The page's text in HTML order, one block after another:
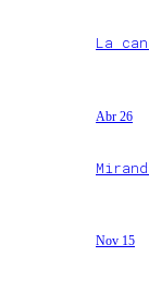
La
Abr 26
Nov 15